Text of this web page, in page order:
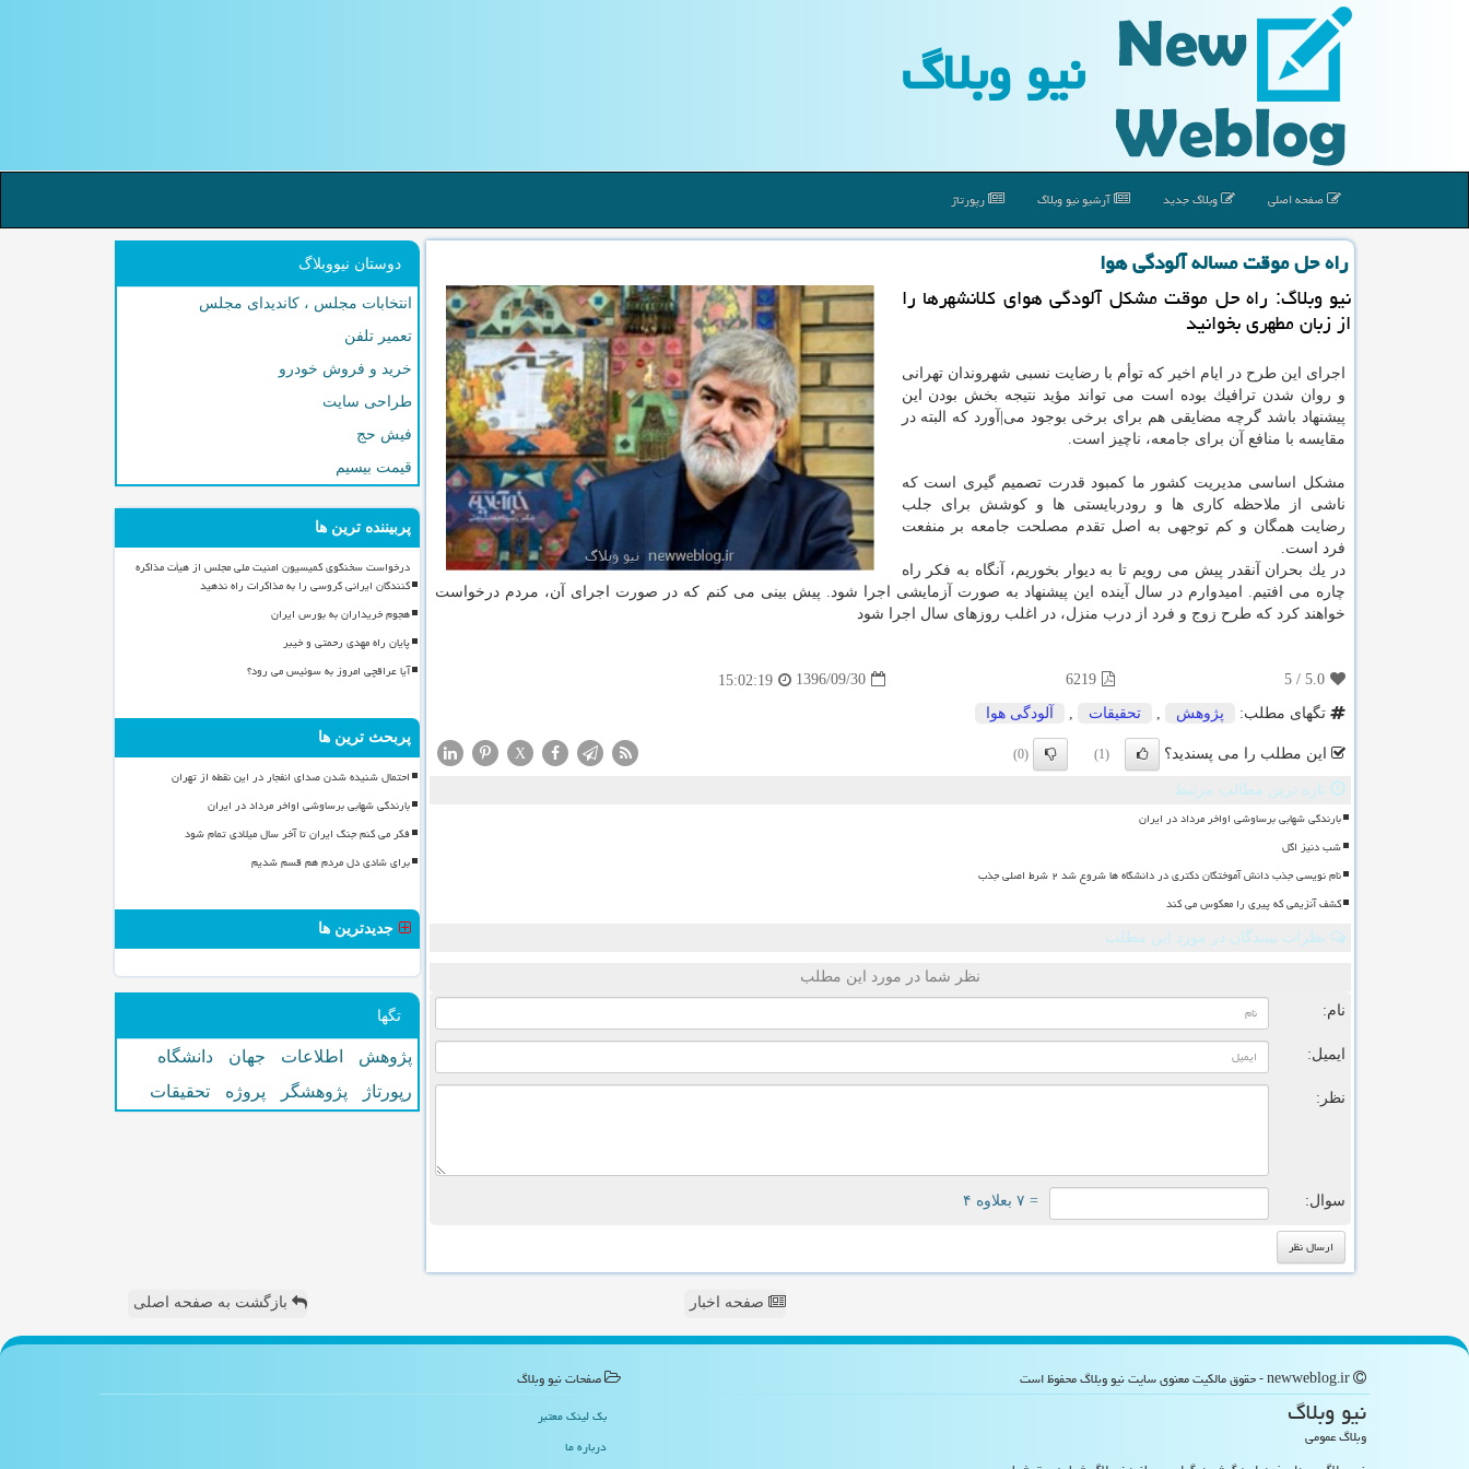
نیو وبلاگ
صفحه اصلی وبلاگ جدید آرشیو نیو وبلاگ رپورتاژ
راه حل موقت مساله آلودگی هوا
نیو وبلاگ: راه حل موقت مشكل آلودگی هوای كلانشهرها را
از زبان مطهری بخوانید
اجرای این طرح در ایام اخیر كه توأم با رضایت نسبی شهروندان تهرانی
و روان شدن ترافیك بوده است می تواند مؤید نتیجه بخش بودن این
پیشنهاد باشد گرچه مضایقی هم برای برخی بوجود می|آورد كه البته در
مقایسه با منافع آن برای جامعه، ناچیز است.
مشكل اساسی مدیریت كشور ما كمبود قدرت تصمیم گیری است كه
ناشی از ملاحظه كاری ها و رودربایستی ها و كوشش برای جلب
رضایت همگان و كم توجهی به اصل تقدم مصلحت جامعه بر منفعت
فرد است.
در یك بحران آنقدر پیش می رویم تا به دیوار بخوریم، آنگاه به فكر راه
چاره می افتیم. امیدوارم در سال آینده این پیشنهاد به صورت آزمایشی اجرا شود. پیش بینی می كنم كه در صورت اجرای آن، مردم درخواست
خواهند كرد كه طرح زوج و فرد از درب منزل، در اغلب روزهای سال اجرا شود
5.0
/
5
6219
1396/09/30
15:02:19
تگهای مطلب:
پژوهش تحقیقات آلودگی هوا
این مطلب را می پسندید؟ (1)
(0)
X
تازه ترین مطالب مرتبط
بارندگی شهابی برساوشی اواخر مرداد در ایران
شب دنیز اگل
نام نویسی جذب دانش آموختگان دکتری در دانشگاه ها شروع شد ۲ شرط اصلی جذب
کشف آنزیمی که پیری را معکوس می کند
نظرات بینندگان در مورد این مطلب
نظر شما در مورد این مطلب
نام:
ایمیل:
نظر:
سوال: = ۷ بعلاوه ۴
دوستان نیووبلاگ
انتخابات مجلس ، کاندیدای مجلس
تعمیر تلفن
خرید و فروش خودرو
طراحی سایت
فیش حج
قیمت بیسیم
پربیننده ترین ها
درخواست سخنگوی کمیسیون امنیت ملی مجلس از هیأت مذاکره
کنندگان ایرانی گروسی را به مذاکرات راه ندهید
هجوم خریداران به بورس ایران
پایان راه مهدی رحمتی و خیبر
آیا عراقچی امروز به سوئیس می رود؟
پربحث ترین ها
احتمال شنیده شدن صدای انفجار در این نقطه از تهران
بارندگی شهابی برساوشی اواخر مرداد در ایران
فکر می کنم جنگ ایران تا آخر سال میلادی تمام شود
برای شادی دل مردم هم قسم شدیم
جدیدترین ها
تگها
پژوهش اطلاعات جهان
دانشگاه
رپورتاژ
پژوهشگر پروژه تحقیقات
صفحه اخبار بازگشت به صفحه اصلی
نیو وبلاگ
وبلاگ عمومی
صفحات نیو وبلاگ
بک لینک معتبر
درباره ما